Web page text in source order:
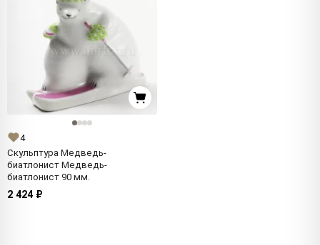
4
Скульптура Медведь-
биатлонист Медведь-
биатлонист 90 мм.
2 424 ₽